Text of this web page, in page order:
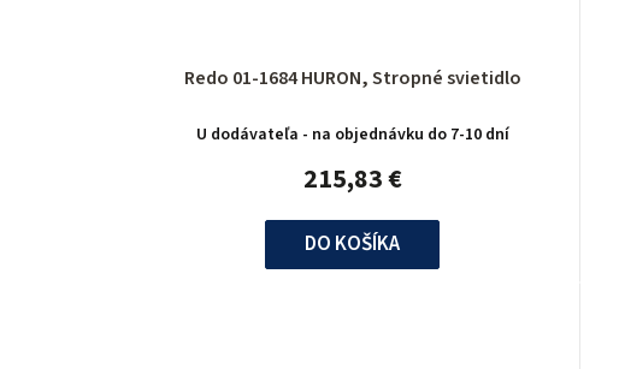
Redo 01-1684 HURON, Stropné svietidlo
U dodávateľa - na objednávku do 7-10 dní
215,83 €
DO KOŠÍKA